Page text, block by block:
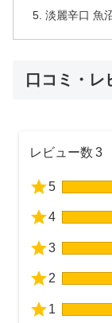
淡麗辛口 魚
口コミ・レ
レビュー数 3
5
4
3
2
1